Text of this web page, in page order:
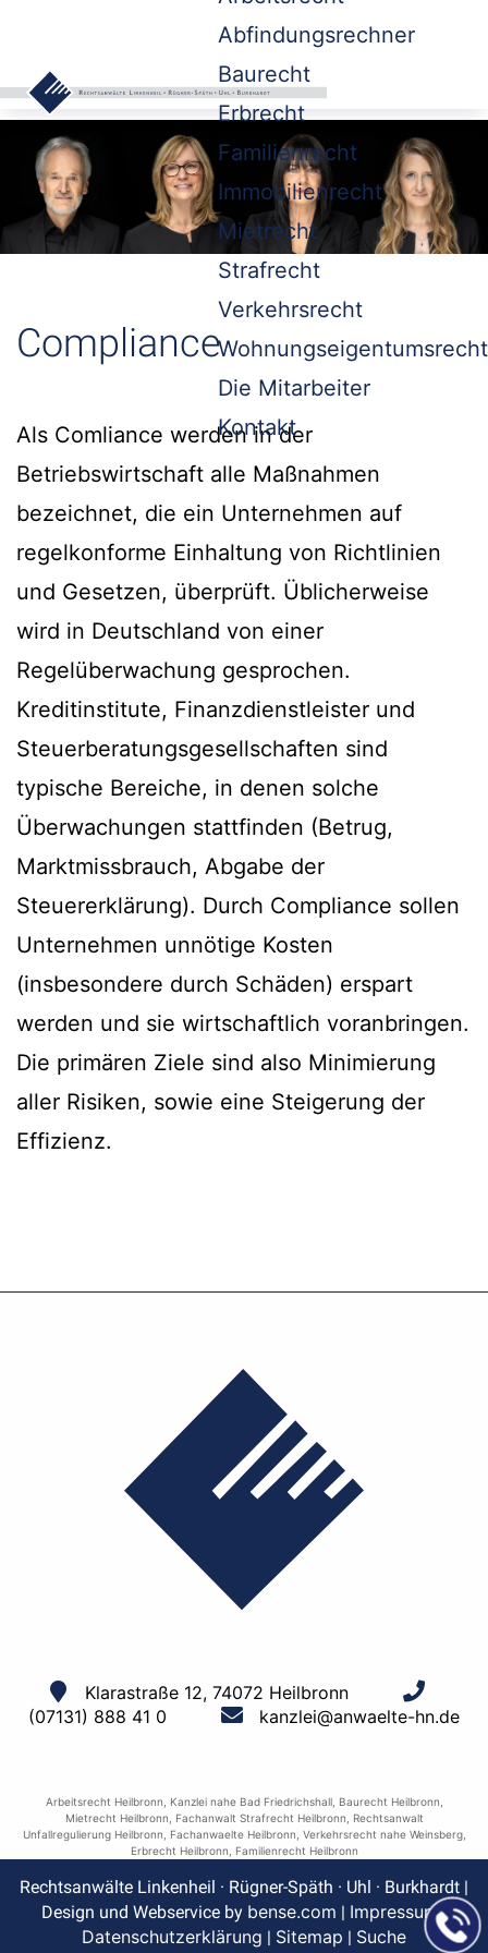
Abfindungsrechner
Baurecht
Erbrecht
Familienrecht
Immobilienrecht
Mietrecht
Strafrecht
Verkehrsrecht
Wohnungseigentumsrecht
Die Mitarbeiter
Kontakt
Compliance
Als Comliance werden in der
Betriebswirtschaft alle Maßnahmen
bezeichnet, die ein Unternehmen auf
regelkonforme Einhaltung von Richtlinien
und Gesetzen, überprüft. Üblicherweise
wird in Deutschland von einer
Regelüberwachung gesprochen.
Kreditinstitute, Finanzdienstleister und
Steuerberatungsgesellschaften sind
typische Bereiche, in denen solche
Überwachungen stattfinden (Betrug,
Marktmissbrauch, Abgabe der
Steuererklärung). Durch Compliance sollen
Unternehmen unnötige Kosten
(insbesondere durch Schäden) erspart
werden und sie wirtschaftlich voranbringen.
Die primären Ziele sind also Minimierung
aller Risiken, sowie eine Steigerung der
Effizienz.
Klarastraße 12, 74072 Heilbronn
(07131) 888 41 0
kanzlei@anwaelte-hn.de
Arbeitsrecht Heilbronn Kanzlei nahe Bad Friedrichshall, Baurecht Heilbronn
Mietrecht Heilbronn
Fachanwalt Strafrecht Heilbronn
Rechtsanwalt
Unfallregulierung Heilbronn
Fachanwaelte Heilbronn Verkehrsrecht nahe Weinsberg,
Erbrecht Heilbronn
Familienrecht Heilbronn
Rechtsanwälte Linkenheil · Rügner-Späth · Uhl · Burkhardt |
Design und Webservice by bense.com | Impressum|
Datenschutzerklärung | Sitemap | Suche